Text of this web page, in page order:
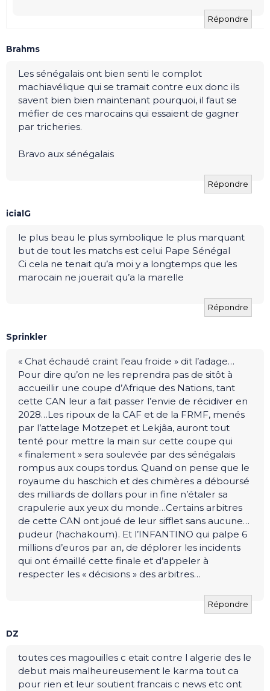
Répondre
Brahms
Les sénégalais ont bien senti le complot
machiavélique qui se tramait contre eux donc ils
savent bien bien maintenant pourquoi, il faut se
méfier de ces marocains qui essaient de gagner
par tricheries.
Bravo aux sénégalais
Répondre
icialG
le plus beau le plus symbolique le plus marquant
but de tout les matchs est celui Pape Sénégal
Ci cela ne tenait qu’a moi y a longtemps que les
marocain ne jouerait qu’a la marelle
Répondre
Sprinkler
« Chat échaudé craint l’eau froide » dit l’adage…
Pour dire qu’on ne les reprendra pas de sitôt à
accueillir une coupe d’Afrique des Nations, tant
cette CAN leur a fait passer l’envie de récidiver en
2028…Les ripoux de la CAF et de la FRMF, menés
par l’attelage Motzepet et Lekjâa, auront tout
tenté pour mettre la main sur cette coupe qui
« finalement » sera soulevée par des sénégalais
rompus aux coups tordus. Quand on pense que le
royaume du haschich et des chimères a déboursé
des milliards de dollars pour in fine n’étaler sa
crapulerie aux yeux du monde…Certains arbitres
de cette CAN ont joué de leur sifflet sans aucune…
pudeur (hachakoum). Et l’INFANTINO qui palpe 6
millions d’euros par an, de déplorer les incidents
qui ont émaillé cette finale et d’appeler à
respecter les « décisions » des arbitres…
Répondre
DZ
toutes ces magouilles c etait contre l algerie des le
debut mais malheureusement le karma tout ca
pour rien et leur soutient francais c news etc ont